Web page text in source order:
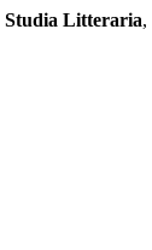
Studia Litteraria,